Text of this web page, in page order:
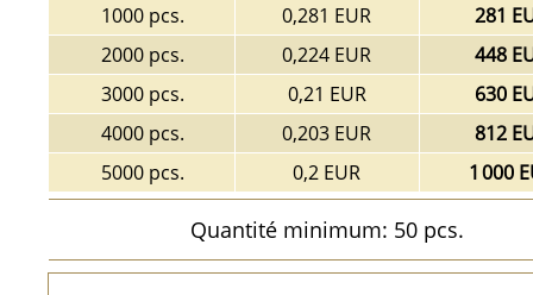
1000 pcs.
0,281 EUR
281
2000 pcs.
0,224 EUR
448
3000 pcs.
0,21 EUR
630
4000 pcs.
0,203 EUR
812
5000 pcs.
0,2 EUR 1 000
Quantité minimum: 50 pcs.